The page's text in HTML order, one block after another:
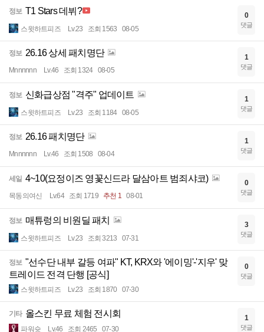
정보 T1 Stars 데뷔?
스윗하트피즈 Lv.23 조회 1563 08-05
0
댓글
정보 26.16 상세 패치명단
Mnnnnnn Lv.46 조회 1324 08-05
1
댓글
정보 신화급상점 "격주" 업데이트
스윗하트피즈 Lv.23 조회 1184 08-05
1
댓글
정보 26.16 패치명단
Mnnnnnn Lv.46 조회 1508 08-04
1
댓글
세일 4~10(요정이즈 영꽃신드라 달삼아트 범죄샤코)
목동의여신 Lv.64 조회 1719 추천 1 08-01
0
댓글
정보 매튜렁의 비원딜 패치
스윗하트피즈 Lv.23 조회 3213 07-31
3
댓글
정보 "선수단 내부 갈등 여파" KT, KRX와 '에이밍'-'지우' 맞
트레이드 전격 단행 [공식]
스윗하트피즈 Lv.23 조회 1870 07-30
0
댓글
기타 올스킨 무료 체험 전시회
파워슛 Lv.46 조회 2465 07-30
1
댓글